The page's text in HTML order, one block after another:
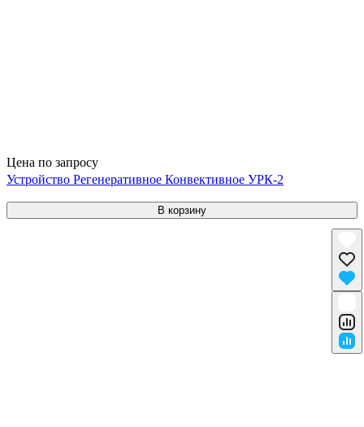
Цена по запросу
Устройство Регенеративное Конвективное УРК-2
В корзину